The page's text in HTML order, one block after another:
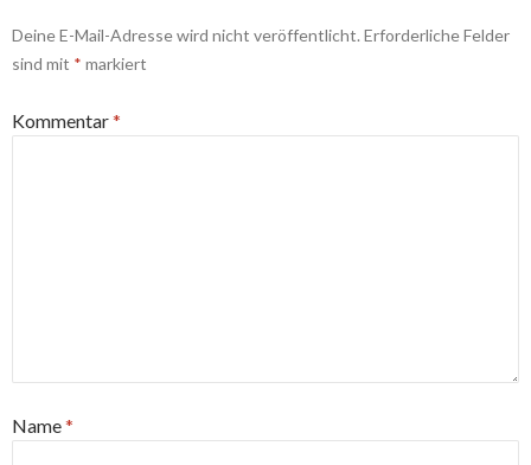
Deine E-Mail-Adresse wird nicht veröffentlicht. Erforderliche Felder
sind mit * markiert
Kommentar*
Name*